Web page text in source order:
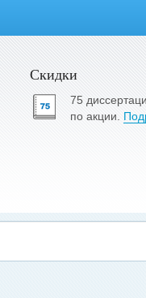
Скидки
75
по акции.